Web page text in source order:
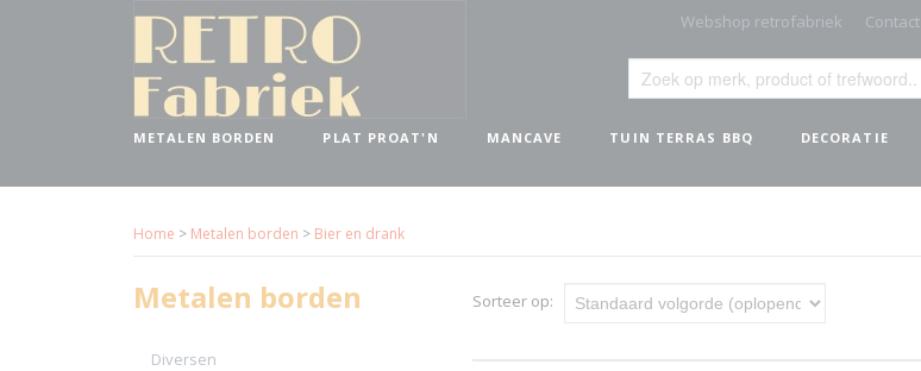
Webshop retrofabriek Contact
METALEN BORDEN PLAT PROAT'N MANCAVE TUIN TERRAS BBQ DECORATIE
Home > Metalen borden > Bier en drank
Metalen borden
Diversen
Sorteer op: